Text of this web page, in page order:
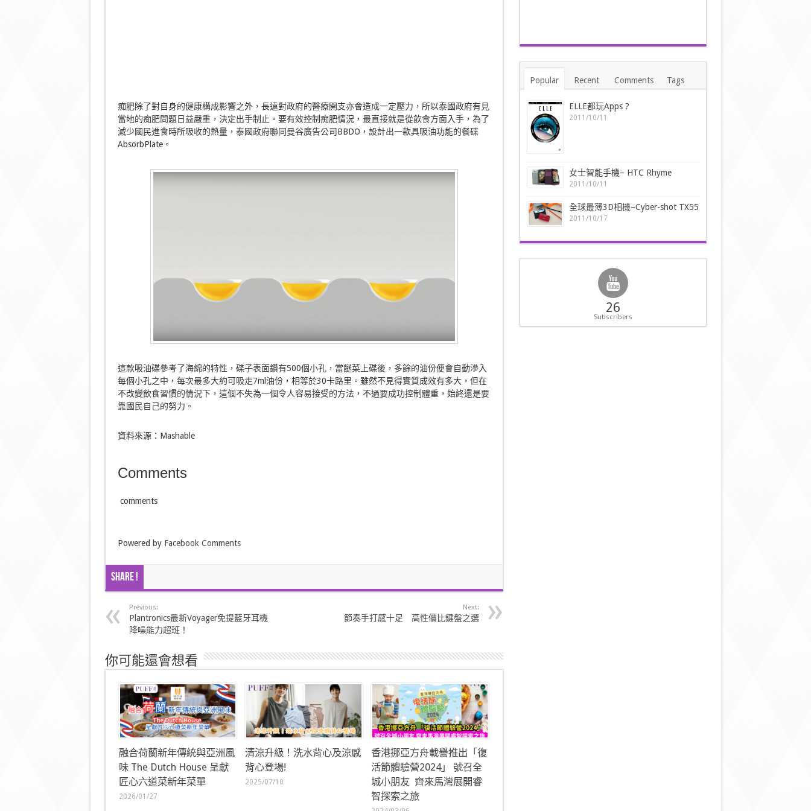
痴肥除了對自身的健康構成影響之外，長遠對政府的醫療開支亦會造成一定壓力，所以泰國政府有見
當地的痴肥問題日益嚴重，決定出手制止。要有效控制痴肥情況，最直接就是從飲食方面入手，為了
減少國民進食時所吸收的熱量，泰國政府聯同曼谷廣告公司BBDO，設計出一款具吸油功能的餐碟
AbsorbPlate。
這款吸油碟參考了海綿的特性，碟子表面鑽有500個小孔，當餸菜上碟後，多餘的油份便會自動滲入
每個小孔之中，每次最多大約可吸走7ml油份，相等於30卡路里。雖然不見得實質成效有多大，但在
不改變飲食習慣的情況下，這個不失為一個令人容易接受的方法，不過要成功控制體重，始終還是要
靠國民自己的努力。
資料來源：Mashable
Comments
comments
Powered by Facebook Comments
Share !
Previous:
Plantronics最新Voyager免提藍牙耳機
降噪能力超班！
Next:
節奏手打感十足 高性價比鍵盤之選
你可能還會想看
融合荷蘭新年傳統與亞洲風
味 The Dutch House 呈獻
匠心六道菜新年菜單
2026/01/27
清涼升級！洗水背心及涼感
背心登場!
2025/07/10
香港挪亞方舟載譽推出「復
活節體驗營2024」 號召全
城小朋友 齊來馬灣展開睿
智探索之旅
Popular Recent Comments Tags
ELLE都玩Apps ?
2011/10/11
女士智能手機– HTC Rhyme
2011/10/11
全球最薄3D相機–Cyber-shot TX55
2011/10/17
26
Subscribers